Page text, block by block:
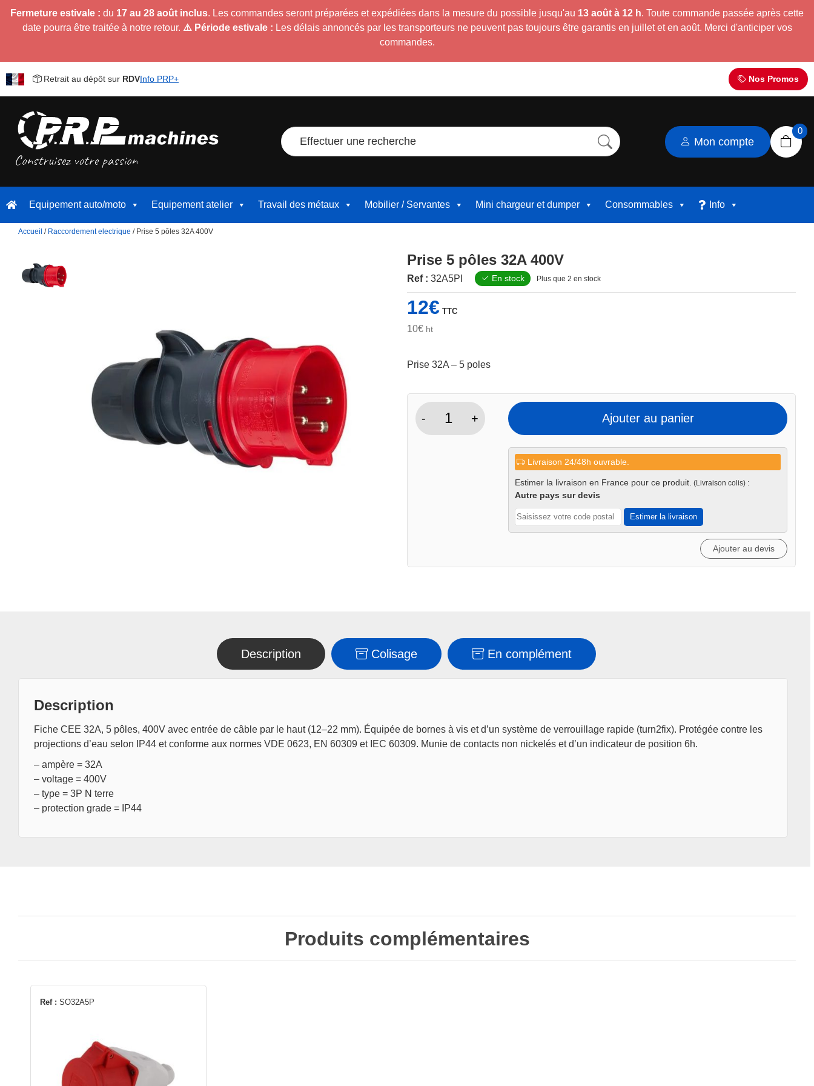
Fermeture estivale : du 17 au 28 août inclus. Les commandes seront préparées et expédiées dans la mesure du possible jusqu'au 13 août à 12 h. Toute commande passée après cette
date pourra être traitée à notre retour. ⚠️ Période estivale : Les délais annoncés par les transporteurs ne peuvent pas toujours être garantis en juillet et en août. Merci d'anticiper vos
commandes.
Retrait au dépôt sur RDVInfo PRP+ Nos Promos
Effectuer une recherche Mon compte
0
Equipement auto/moto Equipement atelier Travail des métaux Mobilier / Servantes Mini chargeur et dumper Consommables Info
Accueil / Raccordement electrique / Prise 5 pôles 32A 400V
Prise 5 pôles 32A 400V
Ref : 32A5PI En stock Plus que 2 en stock
12€ TTC
10€ ht
Prise 32A – 5 poles
-
quantité
+ Ajouter au panier
Livraison 24/48h ouvrable.
Estimer la livraison en France pour ce produit. (Livraison colis) :
Autre pays sur devis
Estimer la livraison
Ajouter au devis
Description Colisage En complément
Description
Fiche CEE 32A, 5 pôles, 400V avec entrée de câble par le haut (12–22 mm). Équipée de bornes à vis et d’un système de verrouillage rapide (turn2fix). Protégée contre les
projections d’eau selon IP44 et conforme aux normes VDE 0623, EN 60309 et IEC 60309. Munie de contacts non nickelés et d’un indicateur de position 6h.
– ampère = 32A
– voltage = 400V
– type = 3P N terre
– protection grade = IP44
Produits complémentaires
Ref : SO32A5P